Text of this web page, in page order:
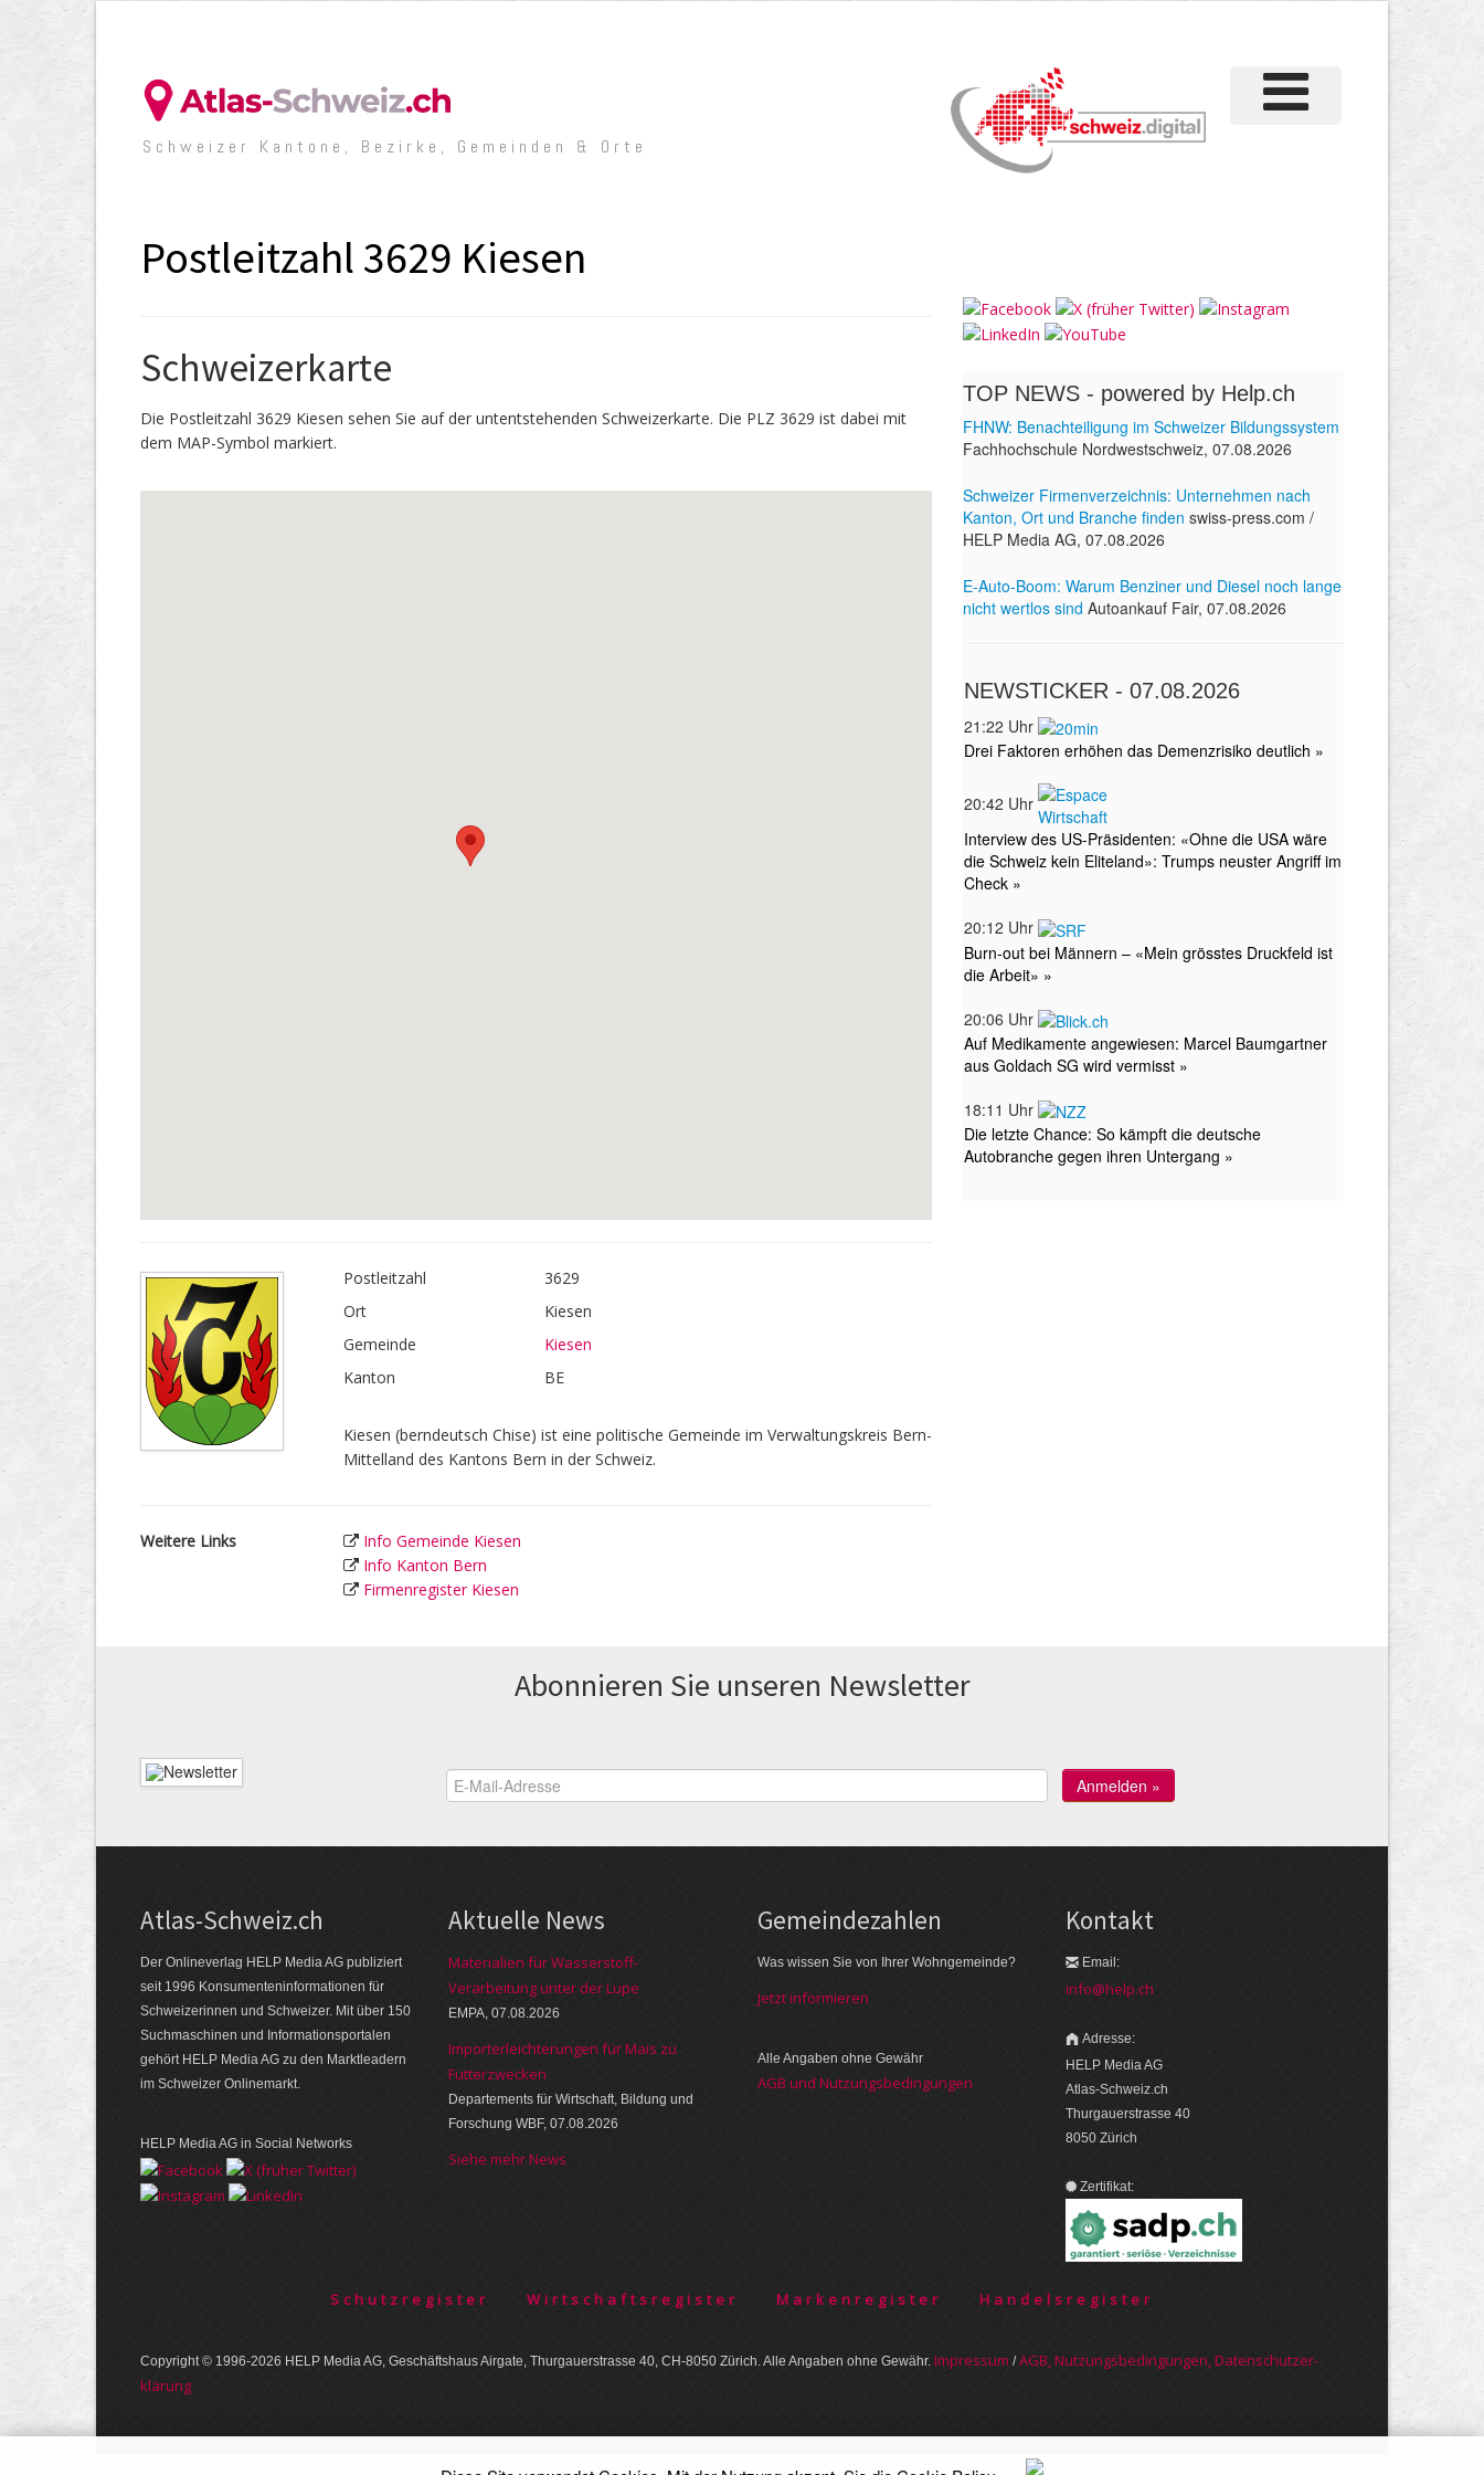
Schweizer Kantone, Bezirke, Gemeinden & Orte
Postleitzahl 3629 Kiesen
Schweizerkarte
Die Postleitzahl 3629 Kiesen sehen Sie auf der untentstehenden Schweizerkarte. Die PLZ 3629 ist dabei mit
dem MAP-Symbol markiert.
Postleitzahl
3629
Ort
Kiesen
Gemeinde
Kiesen
Kanton
BE
Kiesen (berndeutsch Chise) ist eine politische Gemeinde im Verwaltungskreis Bern-
Mittelland des Kantons Bern in der Schweiz.
Weitere Links
Info Gemeinde Kiesen
Info Kanton Bern
Firmenregister Kiesen
Abonnieren Sie unseren News­letter
Atlas-Schweiz.ch
Der Onlineverlag HELP Media AG publiziert
seit 1996 Konsumenten­infor­mationen für
Schwei­zerinnen und Schweizer. Mit über 150
Such­ma­schinen und Infor­mations­portalen
gehört HELP Media AG zu den Markt­leadern
im Schweizer Onlinemarkt.
HELP Media AG in Social Networks
Aktuelle News
Materialien für Wasserstoff-
Verarbeitung unter der Lupe
EMPA, 07.08.2026
Importerleichterungen für Mais zu
Futterzwecken
Departements für Wirtschaft, Bildung und
Forschung WBF, 07.08.2026
Siehe mehr News
Gemeinde­zahlen
Was wissen Sie von Ihrer Wohngemeinde?
Jetzt informieren
Alle Angaben ohne Gewähr
AGB und Nutzungsbedingungen
Kontakt
Email:
info@help.ch
Adresse:
HELP Media AG
Atlas-Schweiz.ch
Thurgauerstrasse 40
8050 Zürich
Zertifikat:
Schutzregister Wirtschaftsregister Markenregister Handelsregister
Copyright © 1996-2026 HELP Media AG, Geschäftshaus Airgate, Thurgauer­strasse 40, CH-8050 Zürich. Alle Angaben ohne Gewähr. Im­pres­sum /AGB, Nut­zungs­bedin­gungen, Daten­schutz­er­
klärung